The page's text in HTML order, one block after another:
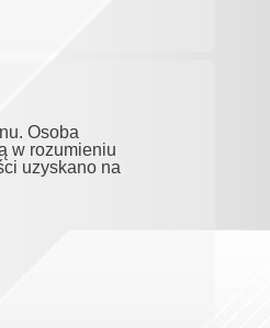
Osoba
w rozumieniu
uzyskano na